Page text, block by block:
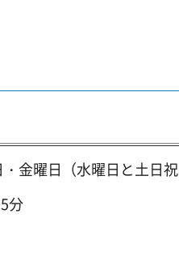
金曜日（水曜日と土日
分